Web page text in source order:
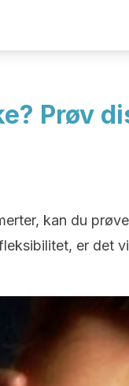
Prøv
kan du
er det